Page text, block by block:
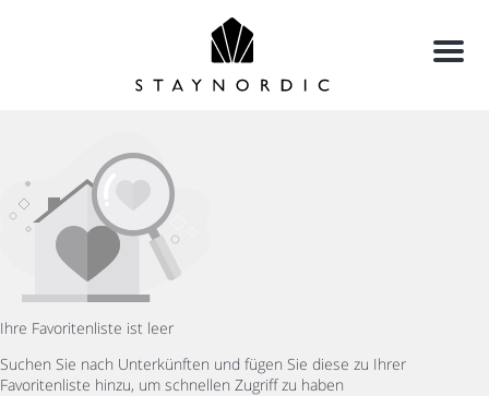
Menu
Ihre Favoritenliste ist leer
Suchen Sie nach Unterkünften und fügen Sie diese zu Ihrer
Favoritenliste hinzu, um schnellen Zugriff zu haben